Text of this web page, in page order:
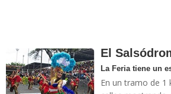
El
La Feria tiene un
En un tramo de 1